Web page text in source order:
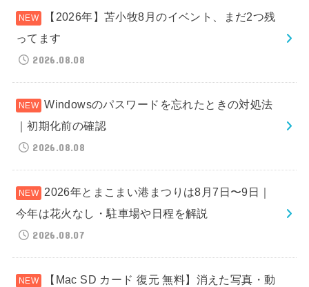
【2026年】苫小牧8月のイベント、まだ2つ残
ってます
2026.08.08
Windowsのパスワードを忘れたときの対処法
｜初期化前の確認
2026.08.08
2026年とまこまい港まつりは8月7日〜9日｜
今年は花火なし・駐車場や日程を解説
2026.08.07
【Mac SD カード 復元 無料】消えた写真・動